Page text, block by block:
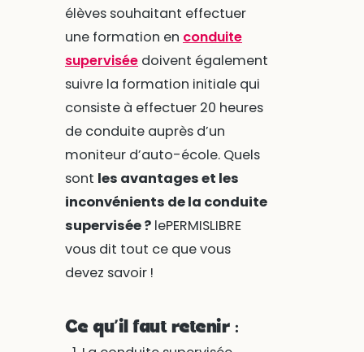
élèves souhaitant effectuer
une formation en conduite
superviséedoivent également
suivre la formation initiale qui
consiste à effectuer 20 heures
de conduite auprès d’un
moniteur d’auto-école. Quels
sont les avantages et les
inconvénients de la conduite
supervisée ?lePERMISLIBRE
vous dit tout ce que vous
devez savoir !
Ce qu’il faut retenir :